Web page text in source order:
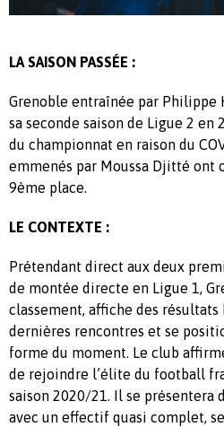
LA SAISON PASSÉE :
Grenoble entraînée par Philippe
sa seconde saison de Ligue 2
du championnat en raison du
emmenés par Moussa Djitté ont
9ème place.
LE CONTEXTE :
Prétendant direct aux deux
de montée directe en Ligue 1,
classement, affiche des résultats
dernières rencontres et se
forme du moment. Le club
de rejoindre l’élite du football
saison 2020/21. Il se présentera
avec un effectif quasi complet,